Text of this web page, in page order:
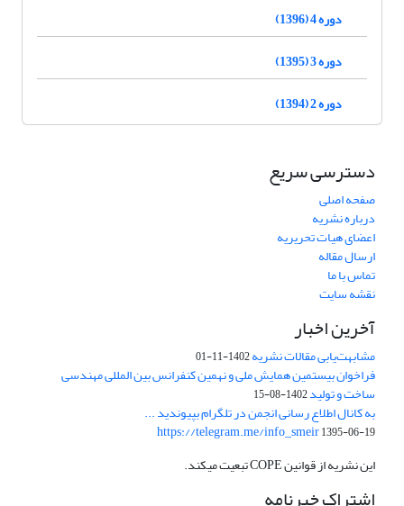
دوره 4 (1396)
دوره 3 (1395)
دوره 2 (1394)
دسترسی سریع
صفحه اصلی
درباره نشریه
اعضای هیات تحریریه
ارسال مقاله
تماس با ما
نقشه سایت
آخرین اخبار
مشابهت‌یابی مقالات نشریه1402-11-01
فراخوان بیستمین همایش ملی و نهمین کنفرانس بین المللی مهندسی
ساخت و تولید1402-08-15
به کانال اطلاع رسانی انجمن در تلگرام بپیوندید ...
https://telegram.me/info_smeir1395-06-19
این نشریه از قوانین COPE تبعیت میکند.
اشتراک خبرنامه